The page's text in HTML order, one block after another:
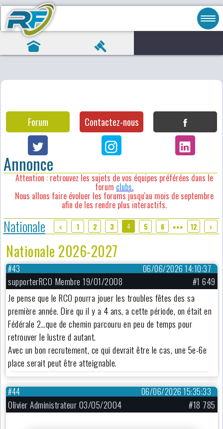
Forum Contactez-nous
Annonce
Attention : retrouvez les sujets de vos équipes préférées dans le
forum clubs.
Nous allons faire évoluer les forums jusqu'au mois de septembre
afin de les rendre plus interactifs.
Nationale 1 2 3 4 5 6 ●●● 12
Nationale 2026-2027
06/06/2026 14:10:37
#43
supporterRCO Membre 19/01/2008
#1 649
Je pense que le RCO pourra jouer les troubles fêtes des sa
première année. Dire qu il y a 4 ans, a cette période, on était en
Fédérale 2…que de chemin parcouru en peu de temps pour
retrouver le lustre d autant.
Avec un bon recrutement, ce qui devrait être le cas, une 5e-6e
place serait peut être atteignable.
06/06/2026 15:35:33
#44
Olivier Administrateur 03/05/2004 #18 785